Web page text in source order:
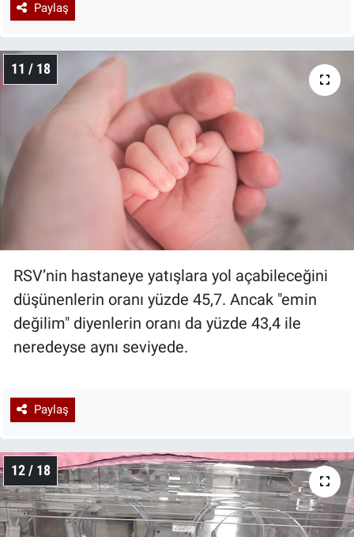
Paylaş
11 / 18
RSV’nin hastaneye yatışlara yol açabileceğini
düşünenlerin oranı yüzde 45,7. Ancak "emin
değilim" diyenlerin oranı da yüzde 43,4 ile
neredeyse aynı seviyede.
Paylaş
12 / 18